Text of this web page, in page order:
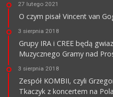
27 lutego 2021
O czym pisał Vincent van
3 sierpnia 2018
Grupy IRA i CREE będą
Muzycznego Gramy nad
3 sierpnia 2018
Zespół KOMBII, czyli
Tkaczyk z koncertem na